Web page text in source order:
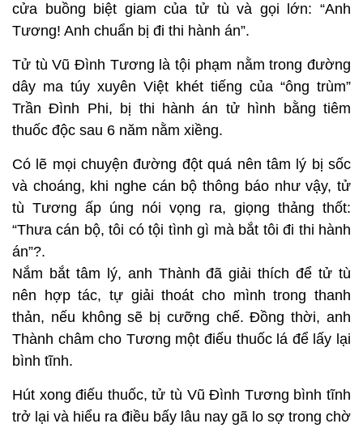
cửa buồng biệt giam của tử tù và gọi lớn: “Anh
Tương! Anh chuẩn bị đi thi hành án”.
Tử tù Vũ Đình Tương là tội phạm nằm trong đường
dây ma túy xuyên Việt khét tiếng của “ông trùm”
Trần Đình Phi, bị thi hành án tử hình bằng tiêm
thuốc độc sau 6 năm nằm xiềng.
Có lẽ mọi chuyện đường đột quá nên tâm lý bị sốc
và choáng, khi nghe cán bộ thông báo như vậy, tử
tù Tương ấp úng nói vọng ra, giọng thảng thốt:
“Thưa cán bộ, tôi có tội tình gì mà bắt tôi đi thi hành
án”?.
Nắm bắt tâm lý, anh Thành đã giải thích để tử tù
nên hợp tác, tự giải thoát cho mình trong thanh
thản, nếu không sẽ bị cưỡng chế. Đồng thời, anh
Thành châm cho Tương một điếu thuốc lá để lấy lại
bình tĩnh.
Hút xong điếu thuốc, tử tù Vũ Đình Tương bình tĩnh
trở lại và hiểu ra điều bấy lâu nay gã lo sợ trong chờ